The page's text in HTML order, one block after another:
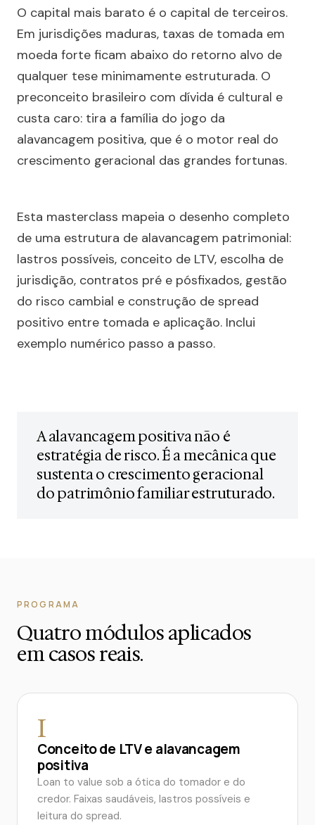
O capital mais barato é o capital de terceiros.
Em jurisdições maduras, taxas de tomada em
moeda forte ficam abaixo do retorno alvo de
qualquer tese minimamente estruturada. O
preconceito brasileiro com dívida é cultural e
custa caro: tira a família do jogo da
alavancagem positiva, que é o motor real do
crescimento geracional das grandes fortunas.
Esta masterclass mapeia o desenho completo
de uma estrutura de alavancagem patrimonial:
lastros possíveis, conceito de LTV, escolha de
jurisdição, contratos pré e pósfixados, gestão
do risco cambial e construção de spread
positivo entre tomada e aplicação. Inclui
exemplo numérico passo a passo.
A alavancagem positiva não é
estratégia de risco. É a mecânica que
sustenta o crescimento geracional
do patrimônio familiar estruturado.
PROGRAMA
Quatro módulos aplicados
em casos reais.
I
Conceito de LTV e alavancagem
positiva
Loan to value sob a ótica do tomador e do
credor. Faixas saudáveis, lastros possíveis e
leitura do spread.